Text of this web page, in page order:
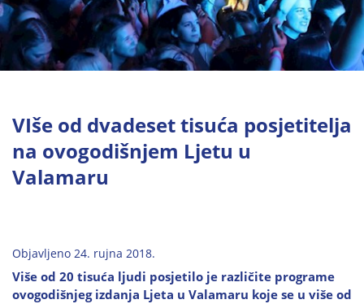
VIše od dvadeset tisuća posjetitelja
na ovogodišnjem Ljetu u
Valamaru
Objavljeno 24. rujna 2018.
Više od 20 tisuća ljudi posjetilo je različite programe
ovogodišnjeg izdanja Ljeta u Valamaru koje se u više od